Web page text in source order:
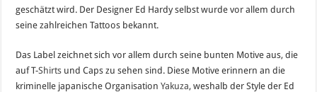
geschätzt wird. Der Designer Ed Hardy selbst wurde vor allem durch
seine zahlreichen Tattoos bekannt.
Das Label zeichnet sich vor allem durch seine bunten Motive aus, die
auf T-Shirts und Caps zu sehen sind. Diese Motive erinnern an die
kriminelle japanische OrganisationYakuza, weshalb der Style der Ed